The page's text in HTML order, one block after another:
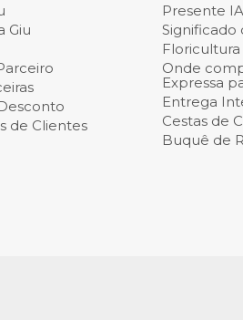
Giu
de Clientes
Presente IA
Significado
Onde
Expressa
Entrega
Cestas de
Buquê de